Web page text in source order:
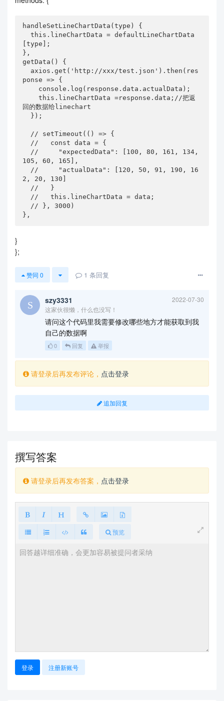
handleSetLineChartData(type) {
  this.lineChartData = defaultLineChartData
[type];
},
getData() {
ponse => {
    this.lineChartData =response.data;//把返
回的数据给linechart
105, 60, 165],
2, 20, 130]
},
}
};
赞同 0 1 条回复
szy3331
2022-07-30
这家伙很懒，什么也没写！
请问这个代码里我需要修改哪些地方才能获取到我
自己的数据啊
0 回复 举报
请登录后再发布评论， 点击登录
追加回复
撰写答案
请登录后再发布答案， 点击登录
预览
登录 注册新账号